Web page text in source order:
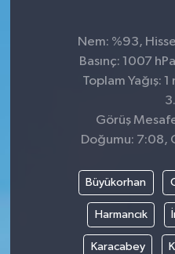
Nem: %93,
Basınç: 1007
Toplam Yağış:
Görüş
Doğumu: 7:08,
Büyükorhan
Harmancık
Karacabey